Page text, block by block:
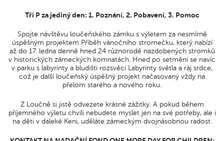
Tři P za jediný den: 1. Poznání, 2. Pobavení, 3. Pomoc
Spojte návštěvu loučeňského zámku s výletem za nesmírně
úspěšným projektem Příběh vánočního stromečku, který nabízí
až do 17. ledna denně hned 24 různorodě nazdobených stromků
v historických zámeckých komnatách. Hned po setmění se navíc
v parku s labyrinty a bludišti rozsvěcí Labyrinty světla a ráj srdce,
což je další loučeňský úspěšný projekt načasovaný vždy na
přelom starého a nového roku.
Z Loučně si jistě odvezete krásné zážitky. A pokud během
příjemného výletu chvíli nebudete myslet jen na své potřeby, ale i
na děti v daleké Keni, uděláte zámeckým dvojnásobnou radost.